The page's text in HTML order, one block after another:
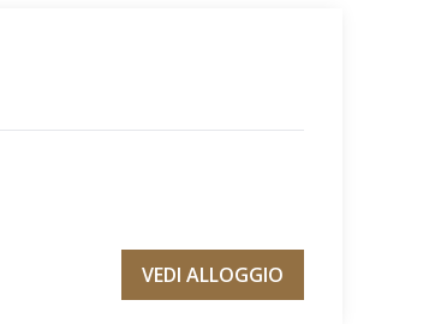
VEDI ALLOGGIO